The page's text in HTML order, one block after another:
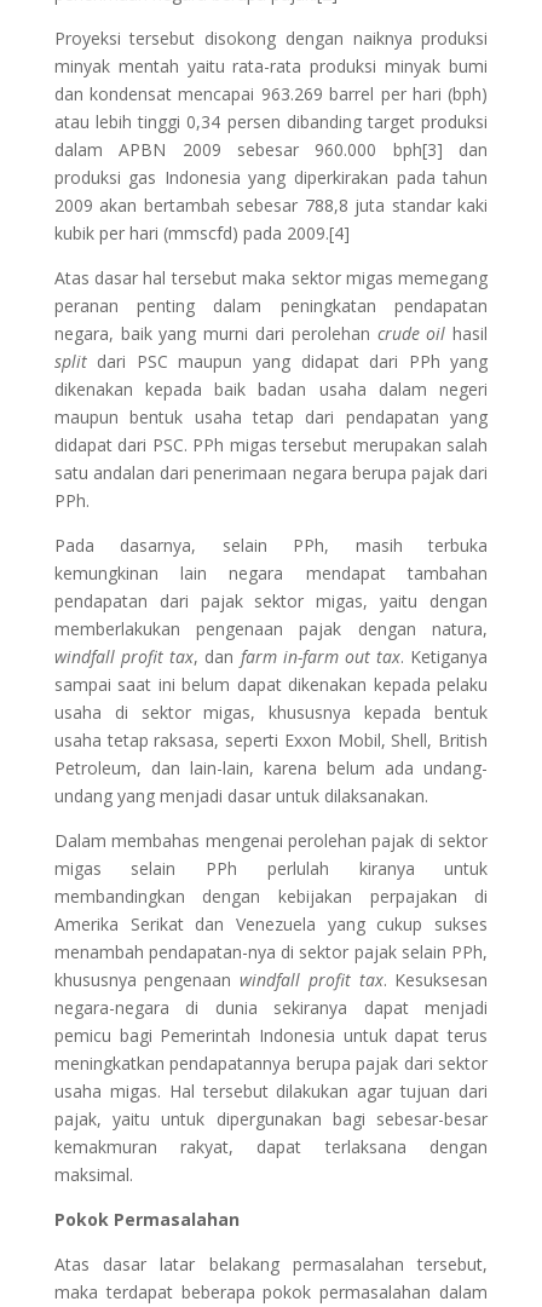
Proyeksi tersebut disokong dengan naiknya produksi
minyak mentah yaitu rata-rata produksi minyak bumi
dan kondensat mencapai 963.269 barrel per hari (bph)
atau lebih tinggi 0,34 persen dibanding target produksi
dalam APBN 2009 sebesar 960.000 bph[3] dan
produksi gas Indonesia yang diperkirakan pada tahun
2009 akan bertambah sebesar 788,8 juta standar kaki
kubik per hari (mmscfd) pada 2009.[4]
Atas dasar hal tersebut maka sektor migas memegang
peranan penting dalam peningkatan pendapatan
negara, baik yang murni dari perolehan crude oil hasil
splitdari PSC maupun yang didapat dari PPh yang
dikenakan kepada baik badan usaha dalam negeri
maupun bentuk usaha tetap dari pendapatan yang
didapat dari PSC. PPh migas tersebut merupakan salah
satu andalan dari penerimaan negara berupa pajak dari
PPh.
Pada dasarnya, selain PPh, masih terbuka
kemungkinan lain negara mendapat tambahan
pendapatan dari pajak sektor migas, yaitu dengan
memberlakukan pengenaan pajak dengan natura,
windfall profit tax, dan farm in-farm out tax. Ketiganya
sampai saat ini belum dapat dikenakan kepada pelaku
usaha di sektor migas, khususnya kepada bentuk
usaha tetap raksasa, seperti Exxon Mobil, Shell, British
Petroleum, dan lain-lain, karena belum ada undang-
undang yang menjadi dasar untuk dilaksanakan.
Dalam membahas mengenai perolehan pajak di sektor
migas selain PPh perlulah kiranya untuk
membandingkan dengan kebijakan perpajakan di
Amerika Serikat dan Venezuela yang cukup sukses
menambah pendapatan-nya di sektor pajak selain PPh,
khususnya pengenaanwindfall profit tax. Kesuksesan
negara-negara di dunia sekiranya dapat menjadi
pemicu bagi Pemerintah Indonesia untuk dapat terus
meningkatkan pendapatannya berupa pajak dari sektor
usaha migas. Hal tersebut dilakukan agar tujuan dari
pajak, yaitu untuk dipergunakan bagi sebesar-besar
kemakmuran rakyat, dapat terlaksana dengan
maksimal.
Pokok Permasalahan
Atas dasar latar belakang permasalahan tersebut,
maka terdapat beberapa pokok permasalahan dalam